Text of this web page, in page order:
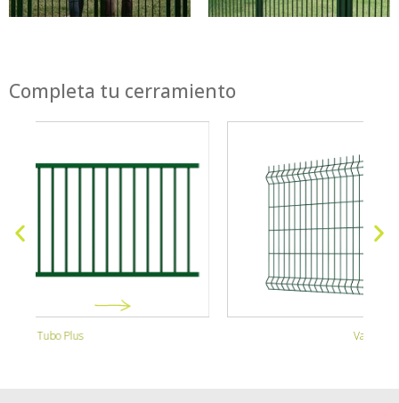
Completa tu cerramiento